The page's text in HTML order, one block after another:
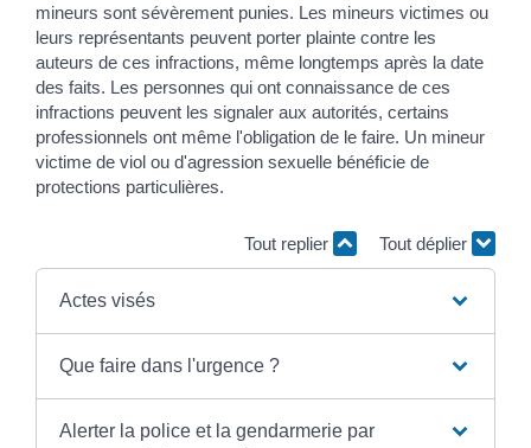
mineurs sont sévèrement punies. Les mineurs victimes ou
leurs représentants peuvent porter plainte contre les
auteurs de ces infractions, même longtemps après la date
des faits. Les personnes qui ont connaissance de ces
infractions peuvent les signaler aux autorités, certains
professionnels ont même l'obligation de le faire. Un mineur
victime de viol ou d'agression sexuelle bénéficie de
protections particulières.
Tout replier Tout déplier
Actes visés
Que faire dans l'urgence ?
Alerter la police et la gendarmerie par